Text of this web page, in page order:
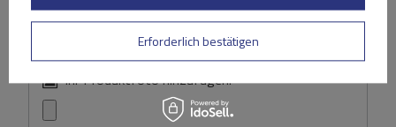
Ihr Produktfoto hinzufügen:
Erforderlich bestätigen